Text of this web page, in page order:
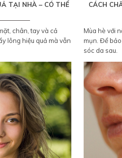
TẠI NHÀ – CÓ THỂ
chân, tay và cả
lông hiệu quả mà vẫn
CÁCH
Mùa hè với
mụn. Để
sóc da sau.